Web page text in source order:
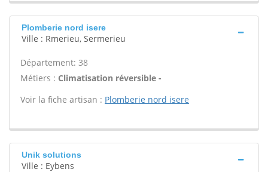
Plomberie nord isere
Ville : Rmerieu, Sermerieu
Département: 38
Métiers : Climatisation réversible -
Voir la fiche artisan : Plomberie nord isere
Unik solutions
Ville : Eybens